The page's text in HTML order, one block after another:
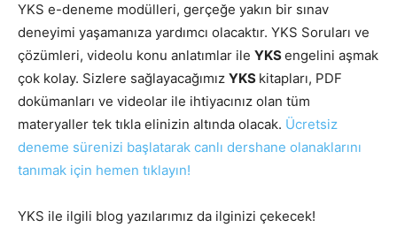
YKS e-deneme modülleri, gerçeğe yakın bir sınav
deneyimi yaşamanıza yardımcı olacaktır. YKS Soruları ve
çözümleri, videolu konu anlatımlar ile YKSengelini aşmak
çok kolay. Sizlere sağlayacağımız YKS kitapları, PDF
dokümanları ve videolar ile ihtiyacınız olan tüm
materyaller tek tıkla elinizin altında olacak. Ücretsiz
deneme sürenizi başlatarak canlı dershane olanaklarını
tanımak için hemen tıklayın!
YKS ile ilgili blog yazılarımız da ilginizi çekecek!